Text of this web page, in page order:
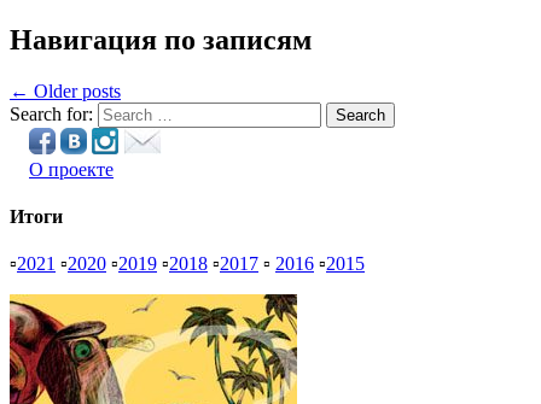
Навигация по записям
← Older posts
Search for:
Search
О проекте
Итоги
▫2021 ▫2020 ▫2019 ▫2018 ▫2017 ▫ 2016 ▫2015